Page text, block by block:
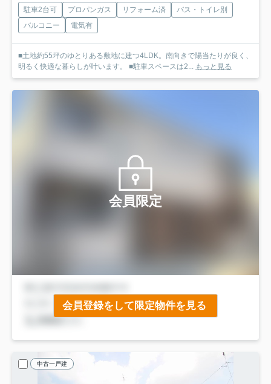
駐車2台可 プロパンガス リフォーム済
バス・トイレ別
バルコニー
電気有
■土地約55坪のゆとりある敷地に建つ4LDK。南向きで陽当たりが良く、
明るく快適な暮らしが叶います。 ■駐車スペースは2... もっと見る
会員限定
会員登録をして限定物件を見る
中古一戸建